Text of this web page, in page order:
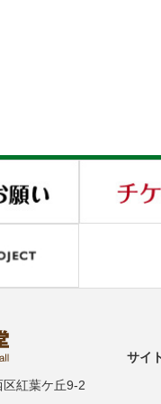
紅葉ケ丘9-2
サイ